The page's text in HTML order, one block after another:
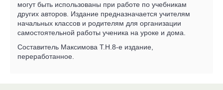
могут быть использованы при работе по учебникам
других авторов. Издание предназначается учителям
начальных классов и родителям для организации
самостоятельной работы ученика на уроке и дома.
Составитель Максимова Т.Н.8-е издание,
переработанное.